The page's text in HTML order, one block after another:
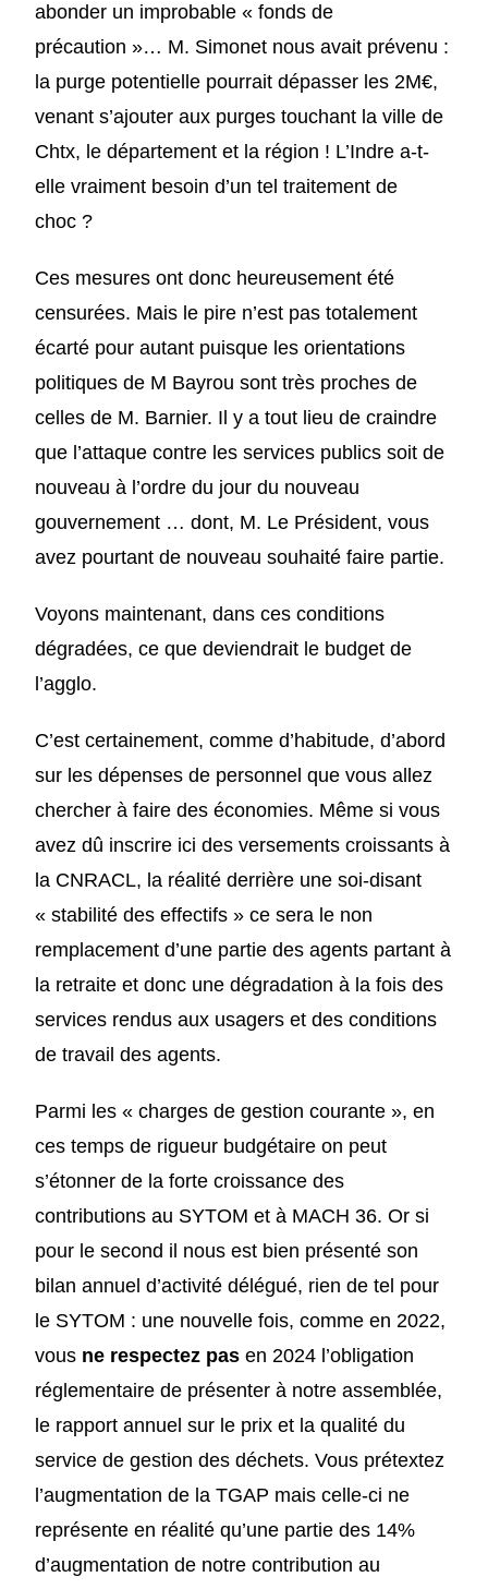
abonder un improbable « fonds de
précaution »… M. Simonet nous avait prévenu :
la purge potentielle pourrait dépasser les 2M€,
venant s’ajouter aux purges touchant la ville de
Chtx, le département et la région ! L’Indre a-t-
elle vraiment besoin d’un tel traitement de
choc ?
Ces mesures ont donc heureusement été
censurées. Mais le pire n’est pas totalement
écarté pour autant puisque les orientations
politiques de M Bayrou sont très proches de
celles de M. Barnier. Il y a tout lieu de craindre
que l’attaque contre les services publics soit de
nouveau à l’ordre du jour du nouveau
gouvernement … dont, M. Le Président, vous
avez pourtant de nouveau souhaité faire partie.
Voyons maintenant, dans ces conditions
dégradées, ce que deviendrait le budget de
l’agglo.
C’est certainement, comme d’habitude, d’abord
sur les dépenses de personnel que vous allez
chercher à faire des économies. Même si vous
avez dû inscrire ici des versements croissants à
la CNRACL, la réalité derrière une soi-disant
« stabilité des effectifs » ce sera le non
remplacement d’une partie des agents partant à
la retraite et donc une dégradation à la fois des
services rendus aux usagers et des conditions
de travail des agents.
Parmi les « charges de gestion courante », en
ces temps de rigueur budgétaire on peut
s’étonner de la forte croissance des
contributions au SYTOM et à MACH 36. Or si
pour le second il nous est bien présenté son
bilan annuel d’activité délégué, rien de tel pour
le SYTOM : une nouvelle fois, comme en 2022,
vous ne respectez pasen 2024 l’obligation
réglementaire de présenter à notre assemblée,
le rapport annuel sur le prix et la qualité du
service de gestion des déchets. Vous prétextez
l’augmentation de la TGAP mais celle-ci ne
représente en réalité qu’une partie des 14%
d’augmentation de notre contribution au